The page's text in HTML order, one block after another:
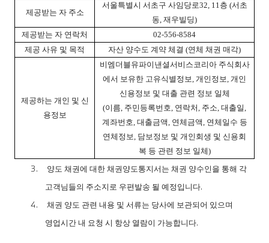
제공받는 자 주소
서울특별시 서초구 사임당로32, 11층 (서초
동, 재우빌딩)
제공받는 자 연락처
02-556-8584
제공 사유 및 목적
자산 양수도 계약 체결 (연체 채권 매각)
제공하는 개인 및 신
용정보
비엠더블유파이낸셜서비스코리아 주식회사
에서 보유한 고유식별정보, 개인정보, 개인
신용정보 및 대출 관련 정보 일체
(이름, 주민등록번호, 연락처, 주소, 대출일,
계좌번호, 대출금액, 연체금액, 연체일수 등
연체정보, 담보정보 및 개인회생 및 신용회
복 등 관련 정보 일체)
3.
양도 채권에 대한 채권양도통지서는 채권 양수인을 통해 각
고객님들의 주소지로 우편발송 될 예정입니다.
4.
채권 양도 관련 내용 및 서류는 당사에 보관되어 있으며
영업시간 내 요청 시 항상 열람이 가능합니다.